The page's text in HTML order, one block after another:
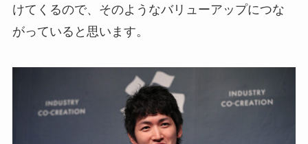
けてくるので、そのようなバリューアップにつな
がっていると思います。